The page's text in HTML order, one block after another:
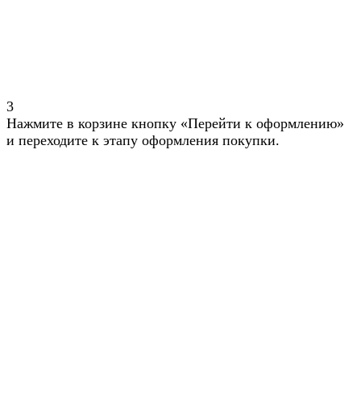
3
Нажмите в корзине кнопку «Перейти к оформлению»
и переходите к этапу оформления покупки.